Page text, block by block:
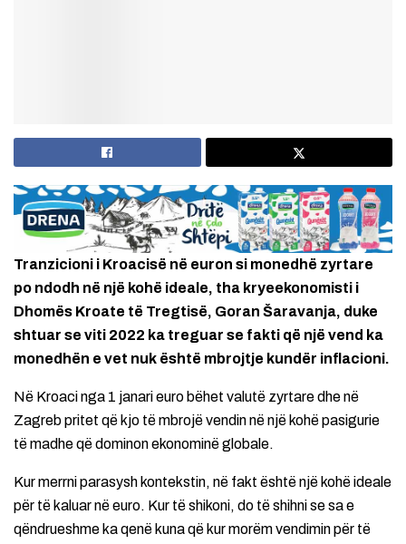
Tranzicioni i Kroacisë në euron si monedhë zyrtare
po ndodh në një kohë ideale, tha kryeekonomisti i
Dhomës Kroate të Tregtisë, Goran Šaravanja, duke
shtuar se viti 2022 ka treguar se fakti që një vend ka
monedhën e vet nuk është mbrojtje kundër inflacioni.
Në Kroaci nga 1 janari euro bëhet valutë zyrtare dhe në
Zagreb pritet që kjo të mbrojë vendin në një kohë pasigurie
të madhe që dominon ekonominë globale.
Kur merrni parasysh kontekstin, në fakt është një kohë ideale
për të kaluar në euro. Kur të shikoni, do të shihni se sa e
qëndrueshme ka qenë kuna që kur morëm vendimin për të